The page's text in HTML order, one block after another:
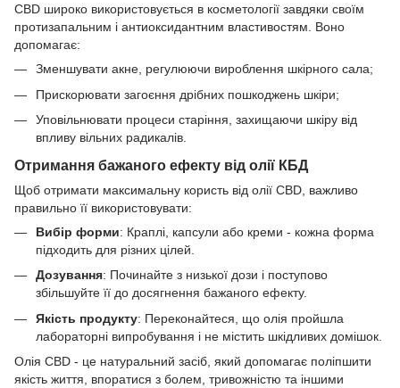
CBD широко використовується в косметології завдяки своїм
протизапальним і антиоксидантним властивостям. Воно
допомагає:
Зменшувати акне, регулюючи вироблення шкірного сала;
Прискорювати загоєння дрібних пошкоджень шкіри;
Уповільнювати процеси старіння, захищаючи шкіру від
впливу вільних радикалів.
Отримання бажаного ефекту від олії КБД
Щоб отримати максимальну користь від олії CBD, важливо
правильно її використовувати:
Вибір форми: Краплі, капсули або креми - кожна форма
підходить для різних цілей.
Дозування: Починайте з низької дози і поступово
збільшуйте її до досягнення бажаного ефекту.
Якість продукту: Переконайтеся, що олія пройшла
лабораторні випробування і не містить шкідливих домішок.
Олія CBD - це натуральний засіб, який допомагає поліпшити
якість життя, впоратися з болем, тривожністю та іншими